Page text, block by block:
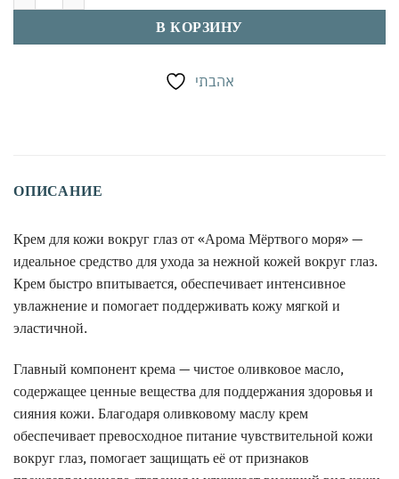
В КОРЗИНУ
אהבתי
ОПИСАНИЕ
Крем для кожи вокруг глаз от «Арома Мёртвого моря» —
идеальное средство для ухода за нежной кожей вокруг глаз.
Крем быстро впитывается, обеспечивает интенсивное
увлажнение и помогает поддерживать кожу мягкой и
эластичной.
Главный компонент крема — чистое оливковое масло,
содержащее ценные вещества для поддержания здоровья и
сияния кожи. Благодаря оливковому маслу крем
обеспечивает превосходное питание чувствительной кожи
вокруг глаз, помогает защищать её от признаков